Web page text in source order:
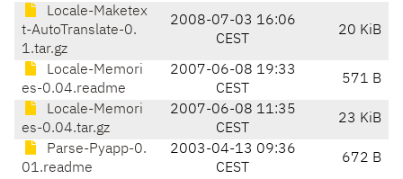
Locale-Maketex
t-AutoTranslate-0.
1.tar.gz
2008-07-03 16:06
CEST
20 KiB
Locale-Memori
es-0.04.readme
2007-06-08 19:33
CEST
571 B
Locale-Memori
es-0.04.tar.gz
2007-06-08 11:35
CEST
23 KiB
Parse-Pyapp-0.
01.readme
2003-04-13 09:36
CEST
672 B